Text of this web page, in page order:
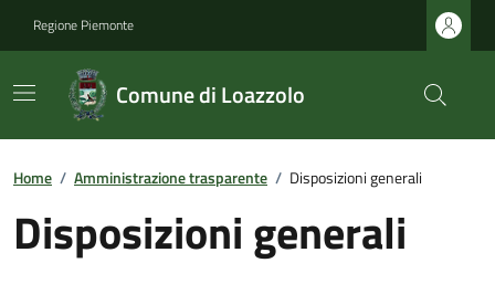
Regione Piemonte
Comune di Loazzolo
Home / Amministrazione trasparente / Disposizioni generali
Disposizioni generali